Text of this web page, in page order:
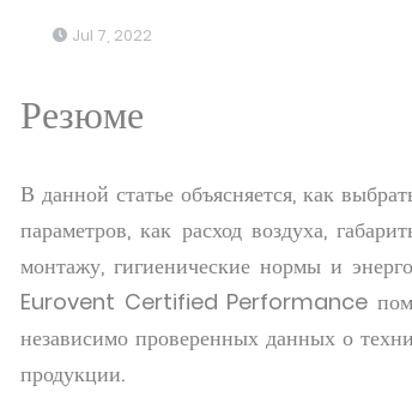
Jul 7, 2022
Резюме
В данной статье объясняется, как
параметров, как расход воздуха,
монтажу, гигиенические нормы и
Eurovent Certified Performance
независимо проверенных данных о
продукции.